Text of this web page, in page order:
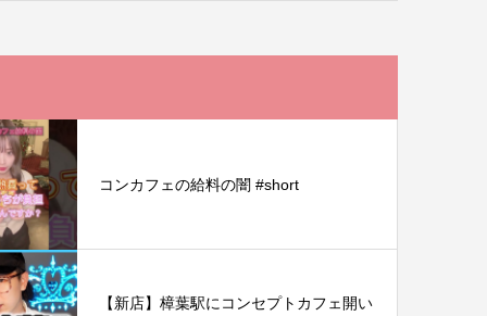
コンカフェの給料の闇 #short
【新店】樟葉駅にコンセプトカフェ開い